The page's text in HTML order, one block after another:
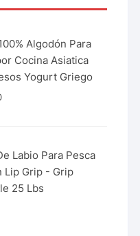
Algodón Para
Cocina Asiatica
Yogurt Griego
Labio Para Pesca
Lip Grip - Grip
25 Lbs